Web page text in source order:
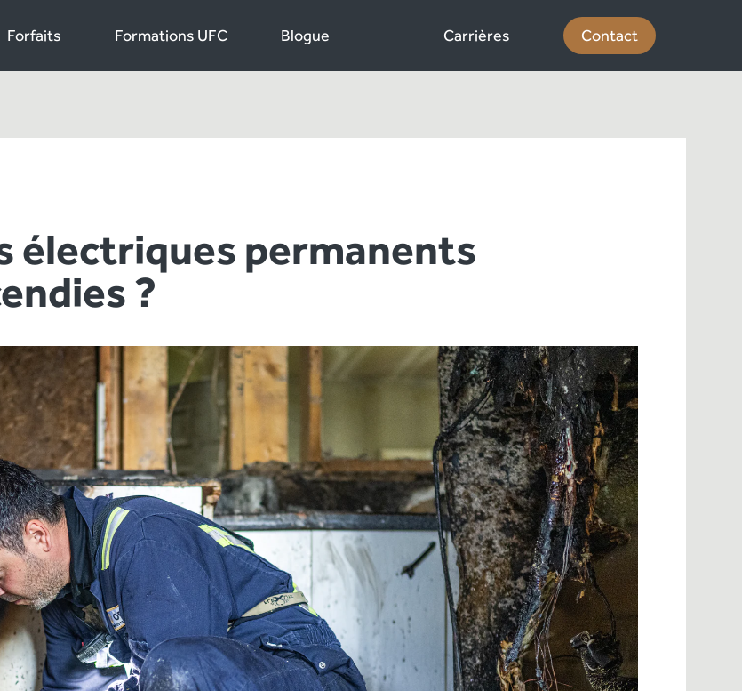
Forfaits Formations UFC Blogue Carrières Contact
électriques permanents
?